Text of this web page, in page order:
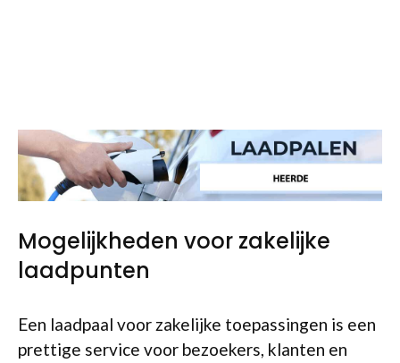
Mogelijkheden voor zakelijke
laadpunten
Een laadpaal voor zakelijke toepassingen is een
prettige service voor bezoekers, klanten en